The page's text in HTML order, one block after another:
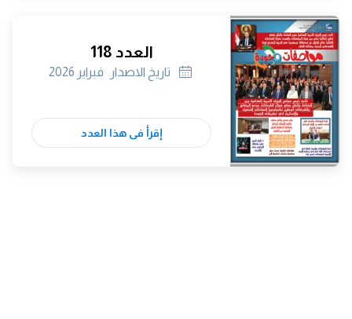
العدد 118
تاريخ الاصدار فبراير 2026
إقرأ فى هذا العدد